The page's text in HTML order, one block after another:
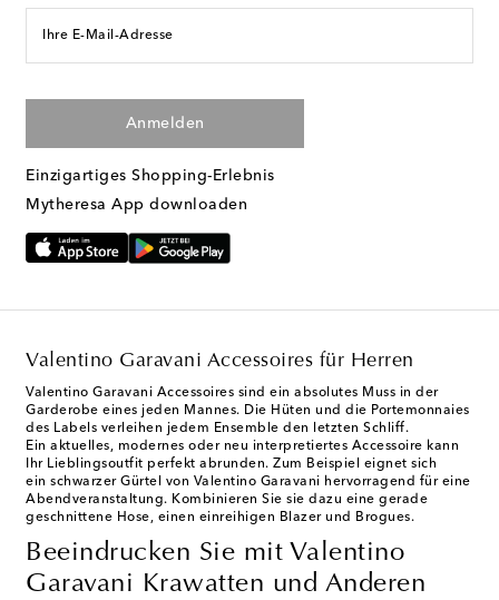
Ihre E-Mail-Adresse
Anmelden
Einzigartiges Shopping-Erlebnis
Mytheresa App downloaden
Valentino Garavani Accessoires für Herren
Valentino Garavani Accessoires sind ein absolutes Muss in der
Garderobe eines jeden Mannes. Die Hüten und die Portemonnaies
des Labels verleihen jedem Ensemble den letzten Schliff.
Ein aktuelles, modernes oder neu interpretiertes Accessoire kann
Ihr Lieblingsoutfit perfekt abrunden. Zum Beispiel eignet sich
ein schwarzer Gürtel von Valentino Garavani hervorragend für eine
Abendveranstaltung. Kombinieren Sie sie dazu eine gerade
geschnittene Hose, einen einreihigen Blazer und Brogues.
Beeindrucken Sie mit Valentino
Garavani Krawatten und Anderen